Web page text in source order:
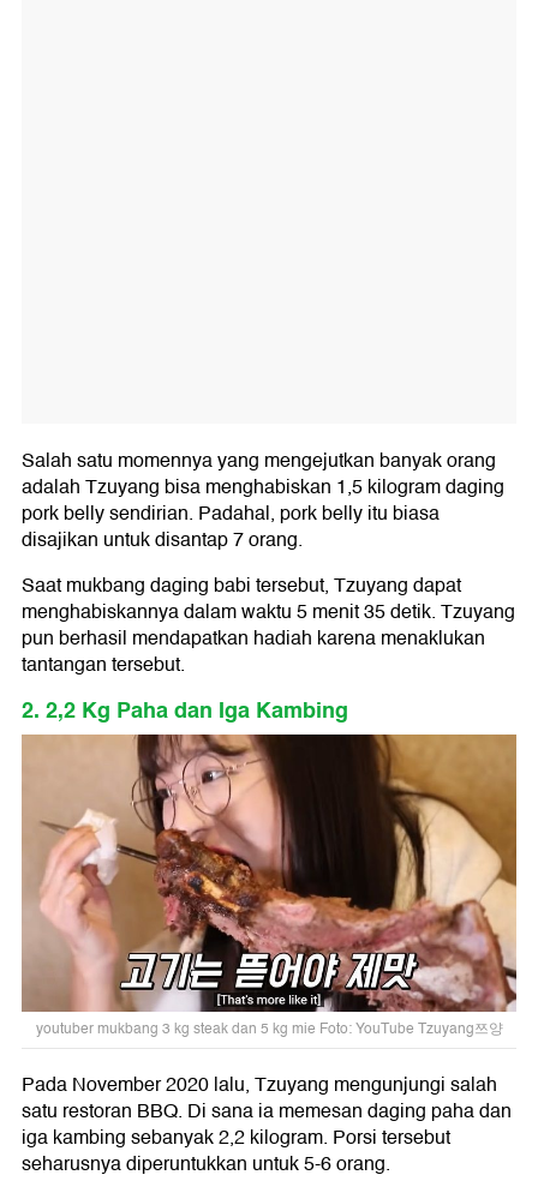
Salah satu momennya yang mengejutkan banyak orang
adalah Tzuyang bisa menghabiskan 1,5 kilogram daging
pork belly sendirian. Padahal, pork belly itu biasa
disajikan untuk disantap 7 orang.
Saat mukbang daging babi tersebut, Tzuyang dapat
menghabiskannya dalam waktu 5 menit 35 detik. Tzuyang
pun berhasil mendapatkan hadiah karena menaklukan
tantangan tersebut.
2. 2,2 Kg Paha dan Iga Kambing
youtuber mukbang 3 kg steak dan 5 kg mie Foto: YouTube Tzuyang쯔양
Pada November 2020 lalu, Tzuyang mengunjungi salah
satu restoran BBQ. Di sana ia memesan daging paha dan
iga kambing sebanyak 2,2 kilogram. Porsi tersebut
seharusnya diperuntukkan untuk 5-6 orang.